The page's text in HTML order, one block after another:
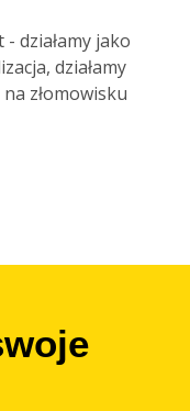
działamy jako
działamy
złomowisku